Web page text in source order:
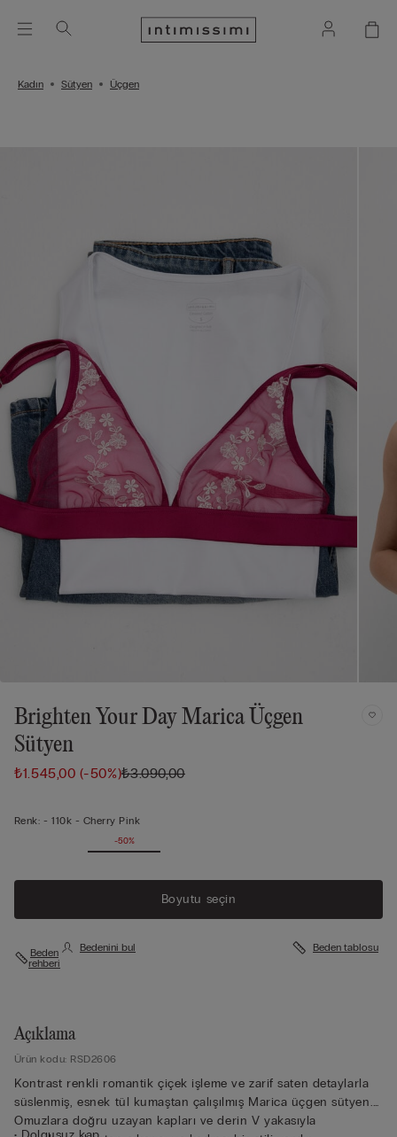
Kadın Sütyen Üçgen
Brighten Your Day Marica Üçgen
Sütyen
₺1.545,00(-50%)₺3.090,00
Renk: -110k - Cherry Pink
-50%
Boyutu seçin
Beden
rehberi
Bedenini bul Beden tablosu
Açıklama
Ürün kodu: RSD2606
Kontrast renkli romantik çiçek işleme ve zarif saten detaylarla
süslenmiş, esnek tül kumaştan çalışılmış Marica üçgen sütyen.
Omuzlara doğru uzayan kapları ve derin V yakasıyla